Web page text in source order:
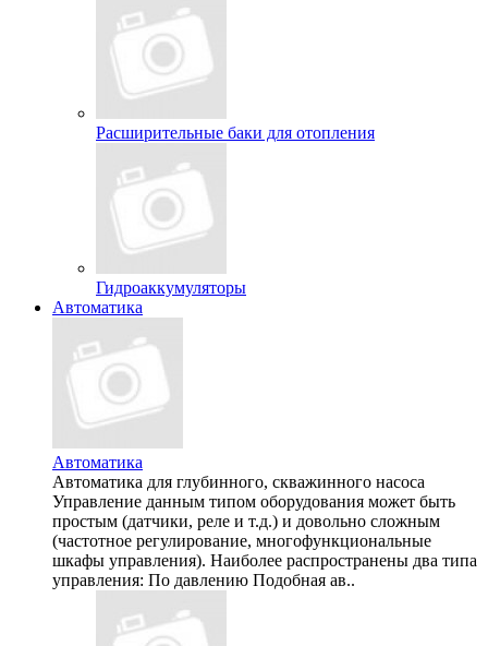
Расширительные баки для отопления
Гидроаккумуляторы
Автоматика
Автоматика
Автоматика для глубинного, скважинного насоса
Управление данным типом оборудования может быть
простым (датчики, реле и т.д.) и довольно сложным
(частотное регулирование, многофункциональные
шкафы управления). Наиболее распространены два типа
управления: По давлению Подобная ав..